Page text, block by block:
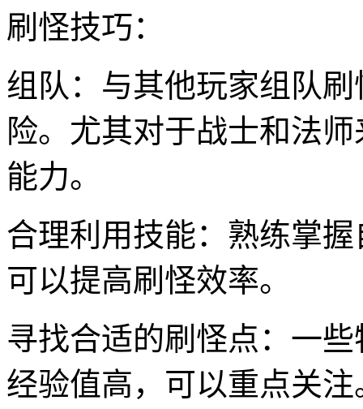
刷怪技巧：
组队：与其他玩家组队
险。尤其对于战士和法
能力。
合理利用技能：熟练掌
可以提高刷怪效率。
寻找合适的刷怪点：一
经验值高，可以重点关注